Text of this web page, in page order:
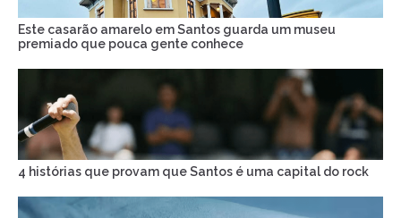
Este casarão amarelo em Santos guarda um museu
premiado que pouca gente conhece
4 histórias que provam que Santos é uma capital do rock